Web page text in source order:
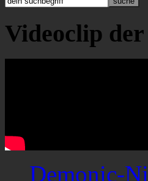
Videoclip der
Demonic-